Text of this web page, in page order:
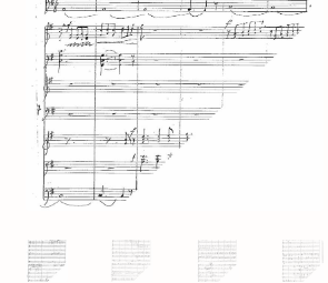
mijn account